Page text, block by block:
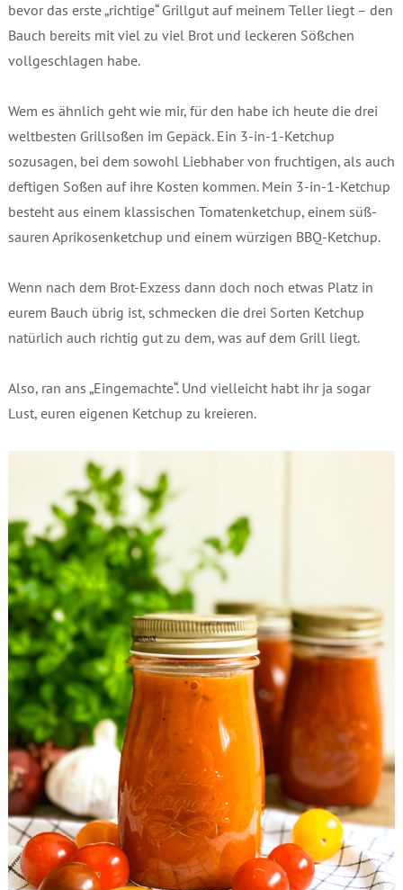
bevor das erste „richtige“ Grillgut auf meinem Teller liegt – den
Bauch bereits mit viel zu viel Brot und leckeren Sößchen
vollgeschlagen habe.
Wem es ähnlich geht wie mir, für den habe ich heute die drei
weltbesten Grillsoßen im Gepäck. Ein 3-in-1-Ketchup
sozusagen, bei dem sowohl Liebhaber von fruchtigen, als auch
deftigen Soßen auf ihre Kosten kommen. Mein 3-in-1-Ketchup
besteht aus einem klassischen Tomatenketchup, einem süß-
sauren Aprikosenketchup und einem würzigen BBQ-Ketchup.
Wenn nach dem Brot-Exzess dann doch noch etwas Platz in
eurem Bauch übrig ist, schmecken die drei Sorten Ketchup
natürlich auch richtig gut zu dem, was auf dem Grill liegt.
Also, ran ans „Eingemachte“. Und vielleicht habt ihr ja sogar
Lust, euren eigenen Ketchup zu kreieren.